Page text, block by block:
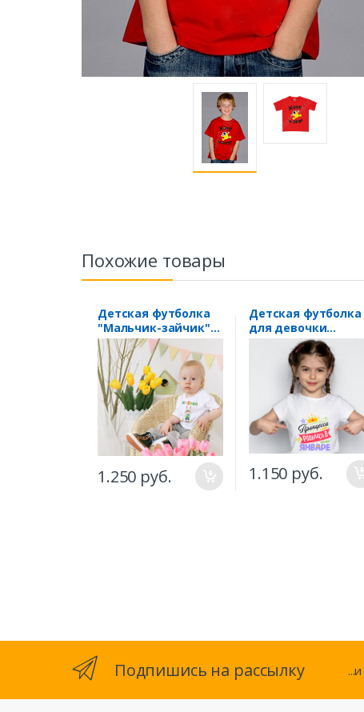
Похожие товары
Детская футболка
"Мальчик-зайчик"-
любое Ваше имя!
1.250 руб.
Детская футболка
для девочки
"Принцесса
родилась в Январе"
1.150 руб.
Подпишись на рассылку